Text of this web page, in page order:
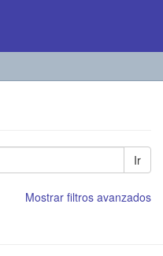
Ir
Mostrar filtros avanzados